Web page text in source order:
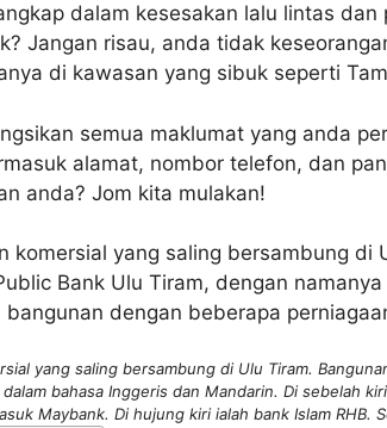
dalam kesesakan lalu lintas
Jangan risau, anda tidak
di kawasan yang sibuk seperti
semua maklumat yang anda
alamat, nombor telefon, dan
anda? Jom kita mulakan!
yang saling bersambung di Ulu Tiram.
bahasa Inggeris dan Mandarin. Di sebelah
Maybank. Di hujung kiri ialah bank Islam RHB.